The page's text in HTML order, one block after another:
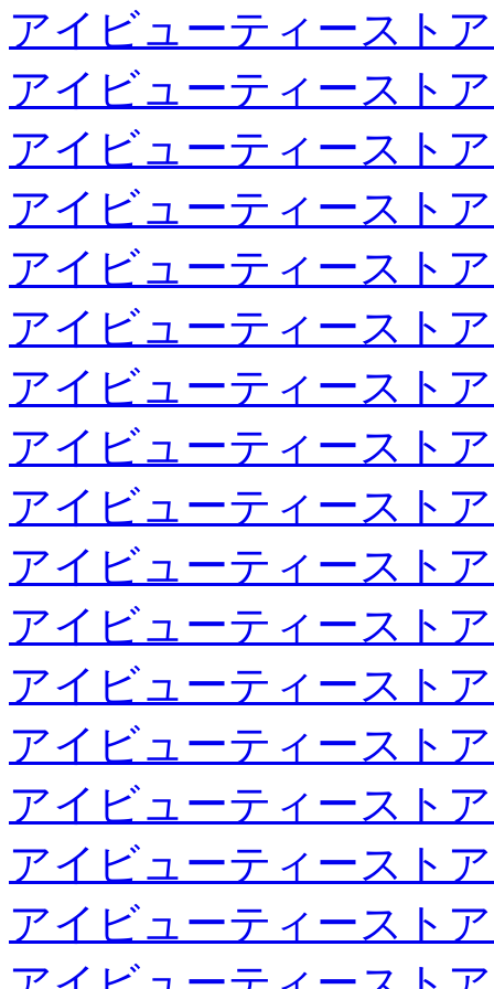
アイビューティースト
アイビューティースト
アイビューティースト
アイビューティースト
アイビューティースト
アイビューティースト
アイビューティースト
アイビューティースト
アイビューティースト
アイビューティースト
アイビューティースト
アイビューティースト
アイビューティースト
アイビューティースト
アイビューティースト
アイビューティースト